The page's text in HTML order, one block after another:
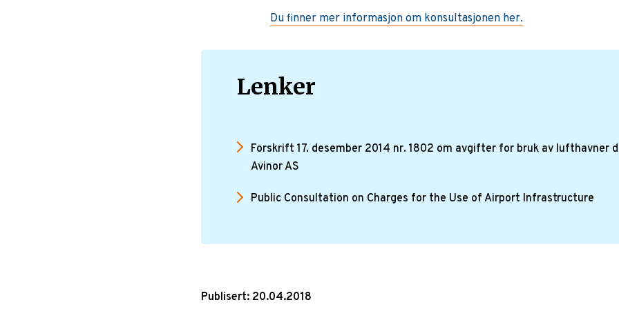
Du finner mer informasjon om konsultasjonen her.
Lenker
Forskrift 17. desember 2014 nr. 1802 om avgifter for bruk av lufthavner
Avinor AS
Public Consultation on Charges for the Use of Airport Infrastructure
Publisert: 20.04.2018